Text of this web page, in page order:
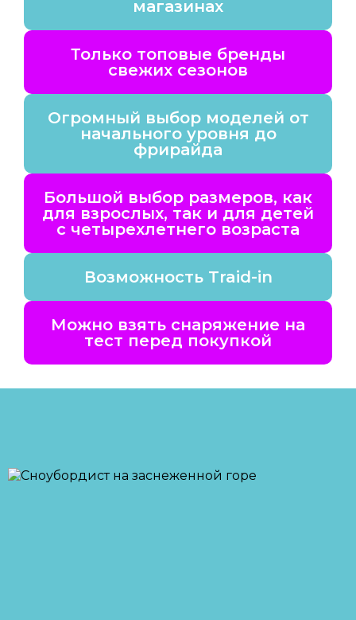
магазинах
Только топовые бренды
свежих сезонов
Большой выбор размеров, как
для взрослых, так и для детей
с четырехлетнего возраста
Огромный выбор моделей от
начального уровня до
фрирайда
Возможность Traid-in
Можно взять снаряжение на
тест перед покупкой